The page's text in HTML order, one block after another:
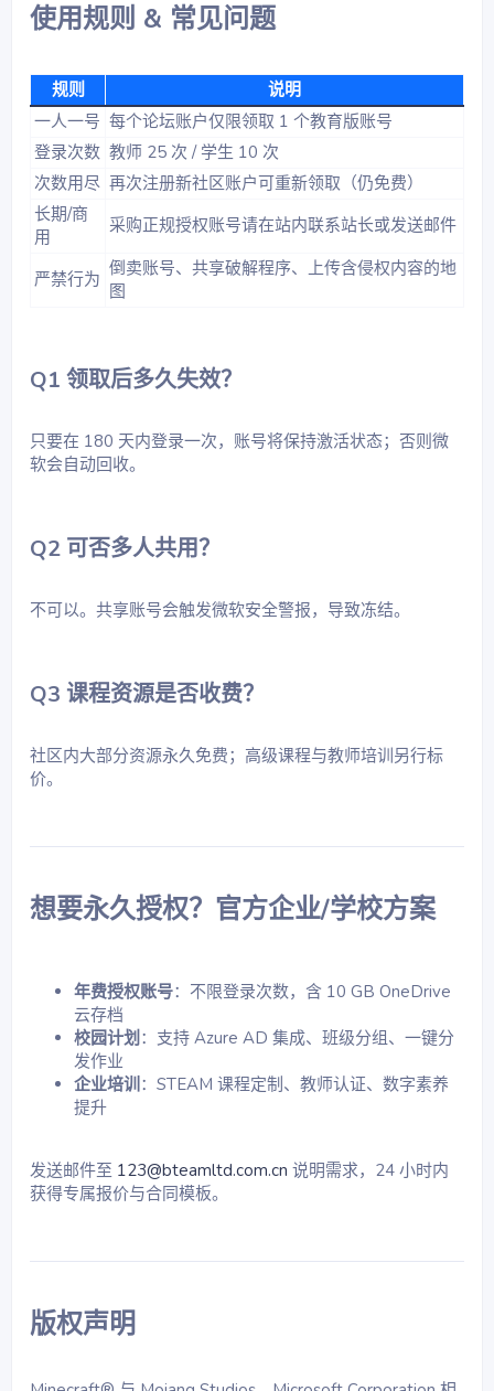
使用规则 & 常见问题​
规则
说明
一人一号 每个论坛账户仅限领取 1 个教育版账号
登录次数 教师 25 次 / 学生 10 次
次数用尽 再次注册新社区账户可重新领取（仍免费）
长期/商
用
采购正规授权账号请在站内联系站长或发送邮件
严禁行为 倒卖账号、共享破解程序、上传含侵权内容的地
图
Q1 领取后多久失效？​
只要在 180 天内登录一次，账号将保持激活状态；否则微
软会自动回收。
Q2 可否多人共用？​
不可以。共享账号会触发微软安全警报，导致冻结。
Q3 课程资源是否收费？​
社区内大部分资源永久免费；高级课程与教师培训另行标
价。
想要永久授权？官方企业/学校方案​
年费授权账号：不限登录次数，含 10 GB OneDrive
云存档
校园计划 ：支持 Azure AD 集成、班级分组、一键分
发作业
企业培训 ：STEAM 课程定制、教师认证、数字素养
提升
发送邮件至 123@bteamltd.com.cn 说明需求，24 小时内
获得专属报价与合同模板。
版权声明​